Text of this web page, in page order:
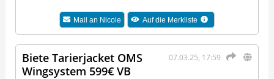
Mail an Nicole Auf die Merkliste
07.03.25, 17:59
Biete Tarierjacket OMS
Wingsystem 599€ VB